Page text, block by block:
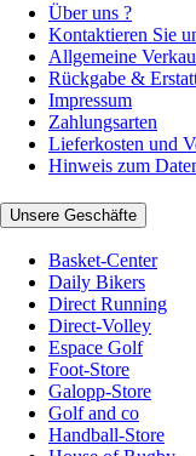
Über uns ?
Kontaktieren Sie
Allgemeine
Rückgabe &
Impressum
Zahlungsarten
Lieferkosten und
Hinweis zum
Unsere Geschäfte
Basket-Center
Daily Bikers
Direct Running
Direct-Volley
Espace Golf
Foot-Store
Galopp-Store
Golf and co
Handball-Store